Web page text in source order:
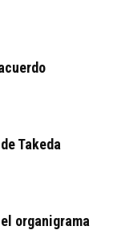
Takeda
organigrama